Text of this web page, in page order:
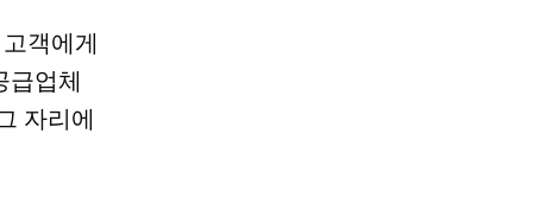
객에게
업체
자리에